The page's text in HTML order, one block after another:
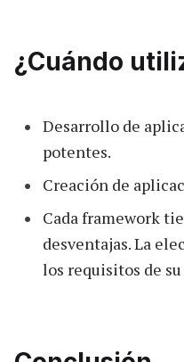
¿Cuándo
Desarrollo de
potentes.
Creación de
Cada framework
desventajas. La
los requisitos de